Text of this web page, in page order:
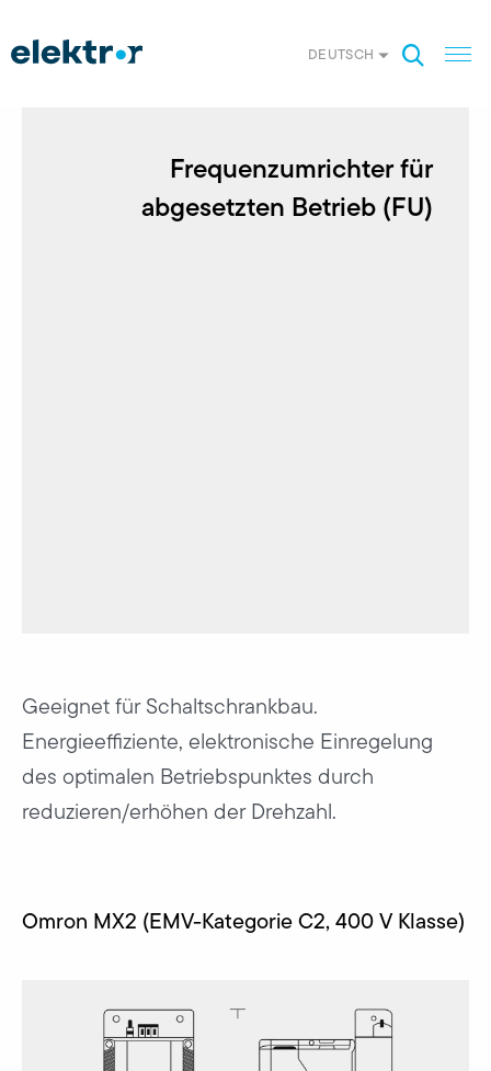
DEUTSCH
Frequenz­umrichter für
abgesetzten Betrieb (FU)
Geeignet für Schaltschrankbau.
Energieeffiziente, elektronische Einregelung
des optimalen Betriebspunktes durch
reduzieren/erhöhen der Drehzahl.
Omron MX2 (EMV-Kategorie C2, 400 V Klasse)